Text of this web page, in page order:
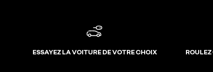
ESSAYEZ LA VOITURE DE VOTRE CHOIX